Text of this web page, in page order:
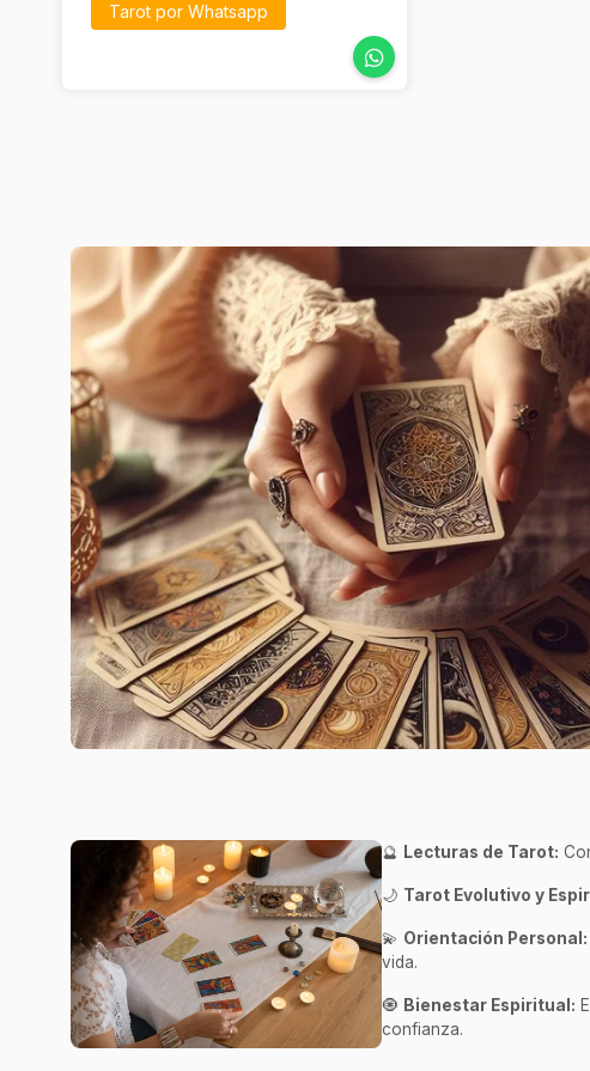
Tarot por Whatsapp
🔮 Lecturas de Tarot:
🌙 Tarot Evolutivo y
💫 Orientación Personal:
vida.
🧿 Bienestar Espiritual:
confianza.